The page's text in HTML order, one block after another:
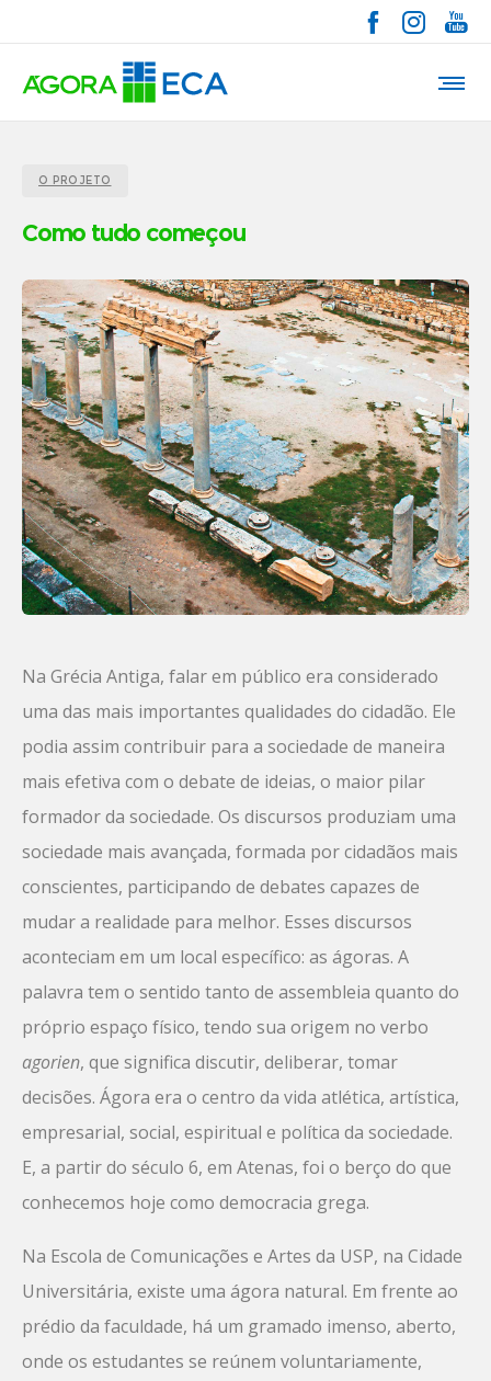
O PROJETO
Como tudo começou
Na Grécia Antiga, falar em público era considerado
uma das mais importantes qualidades do cidadão. Ele
podia assim contribuir para a sociedade de maneira
mais efetiva com o debate de ideias, o maior pilar
formador da sociedade. Os discursos produziam uma
sociedade mais avançada, formada por cidadãos mais
conscientes, participando de debates capazes de
mudar a realidade para melhor. Esses discursos
aconteciam em um local específico: as ágoras. A
palavra tem o sentido tanto de assembleia quanto do
próprio espaço físico, tendo sua origem no verbo
agorien, que significa discutir, deliberar, tomar
decisões. Ágora era o centro da vida atlética, artística,
empresarial, social, espiritual e política da sociedade.
E, a partir do século 6, em Atenas, foi o berço do que
conhecemos hoje como democracia grega.
Na Escola de Comunicações e Artes da USP, na Cidade
Universitária, existe uma ágora natural. Em frente ao
prédio da faculdade, há um gramado imenso, aberto,
onde os estudantes se reúnem voluntariamente,